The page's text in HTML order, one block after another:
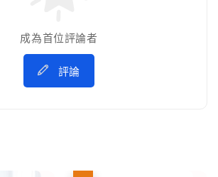
成為首位評論者
評論